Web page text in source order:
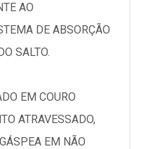
AO
DE ABSORÇÃO
SALTO.
EM COURO
ATRAVESSADO,
EM NÃO